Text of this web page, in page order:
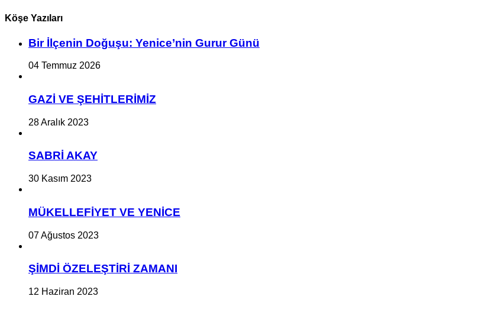
Köşe Yazıları
Bir İlçe­nin Do­ğu­şu: Ye­ni­ce’nin Gurur Günü
04 Temmuz 2026
GAZİ VE ŞEHİTLERİMİZ
28 Aralık 2023
SABRİ AKAY
30 Kasım 2023
MÜKELLEFİYET VE YENİCE
07 Ağustos 2023
ŞİMDİ ÖZELEŞTİRİ ZAMANI
12 Haziran 2023